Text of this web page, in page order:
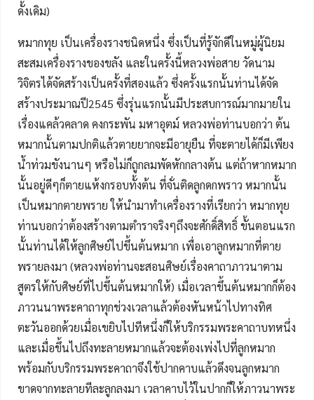
ดั้งเดิม)
หมากทุย เป็นเครื่องรางชนิดหนึ่ง ซึ่งเป็นที่รู้จักดีในหมู่ผู้นิยม
สะสมเครื่องรางของขลัง และในครั้งนี้หลวงพ่อสาย วัดนาม
วิจิตรได้จัดสร้างเป็นครั้งที่สองแล้ว ซึ่งครั้งแรกนั้นท่านได้จัด
สร้างประมาณปี2545 ซึ่งรุ่นแรกนั้นมีประสบการณ์มากมายใน
เรื่องแคล้วคลาด คงกระพัน มหาอุตม์ หลวงพ่อท่านบอกว่า ต้น
หมากนั้นตามปกติแล้วตายยากจะมีอายุยืน ที่จะตายได้ก็มีเพียง
น้ำท่วมขังนานๆ หรือไม่ก็ถูกลมพัดหักกลางต้น แต่ถ้าหากหมาก
นั้นอยู่ดีๆก็ตายแห้งกรอบทั้งต้น ที่จั่นติดลูกดกพราว หมากนั้น
เป็นหมากตายพราย ให้นำมาทำเครื่องรางที่เรียกว่า หมากทุย
ท่านบอกว่าต้องสร้างตามตำราจริงๆถึงจะศักดิ์สิทธิ์ ขั้นตอนแรก
นั้นท่านได้ให้ลูกศิษย์ไปขึ้นต้นหมาก เพื่อเอาลูกหมากที่ตาย
พรายลงมา (หลวงพ่อท่านจะสอนศิษย์เรื่องคาถาภาวนาตาม
สูตรให้กับศิษย์ที่ไปขึ้นต้นหมากให้) เมื่อเวลาขึ้นต้นหมากก็ต้อง
ภาวนนาพระคาถาทุกช่วงเวลาแล้วต้องหันหน้าไปทางทิศ
ตะวันออกด้วยเมื่อเขยิบไปทีหนึ่งก็ให้บริกรรมพระคาถาบทหนึ่ง
และเมื่อขึ้นไปถึงทะลายหมากแล้วจะต้องเพ่งไปที่ลูกหมาก
พร้อมกับบริกรรมพระคาถาจึงใช้ปากคาบแล้วดึงจนลูกหมาก
ขาดจากทะลายทีละลูกลงมา เวลาคาบไว้ในปากก็ให้ภาวนาพระ